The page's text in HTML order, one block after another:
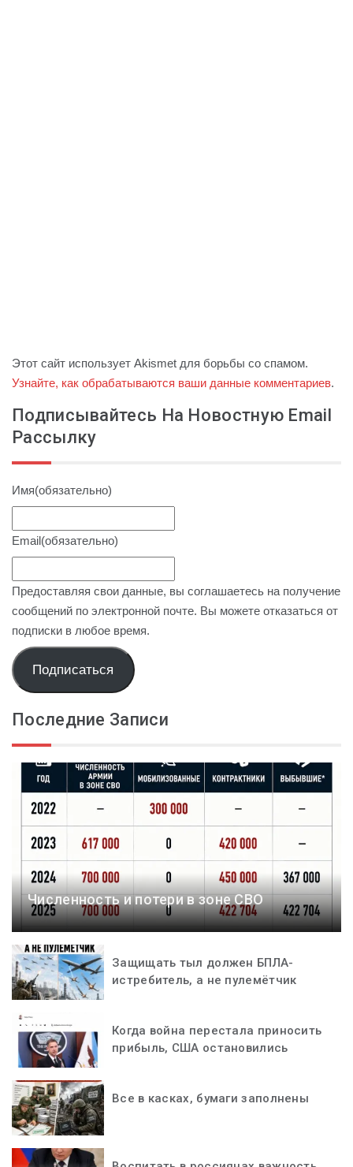
Этот сайт использует Akismet для борьбы со спамом.
Узнайте, как обрабатываются ваши данные комментариев.
Подписывайтесь На Новостную Email
Рассылку
Имя(обязательно)
Email (обязательно)
Предоставляя свои данные, вы соглашаетесь на получение
сообщений по электронной почте. Вы можете отказаться от
подписки в любое время.
Подписаться
Последние Записи
Численность и потери в зоне СВО
Защищать тыл должен БПЛА-
истребитель, а не пулемётчик
Когда война перестала приносить
прибыль, США остановились
Все в касках, бумаги заполнены